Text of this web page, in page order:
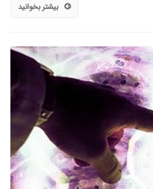
بیشتر بخوانید